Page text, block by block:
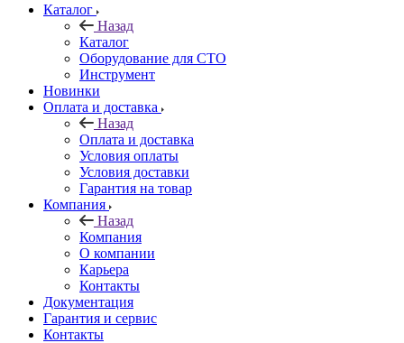
Каталог
Назад
Каталог
Оборудование для СТО
Инструмент
Новинки
Оплата и доставка
Назад
Оплата и доставка
Условия оплаты
Условия доставки
Гарантия на товар
Компания
Назад
Компания
О компании
Карьера
Контакты
Документация
Гарантия и сервис
Контакты